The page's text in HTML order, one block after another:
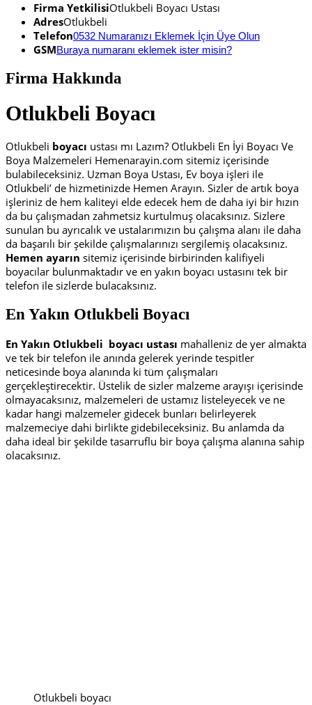
Firma YetkilisiOtlukbeli Boyacı Ustası
AdresOtlukbeli
Telefon0532 Numaranızı Eklemek İçin Üye Olun
GSMBuraya numaranı eklemek ister misin?
Firma Hakkında
Otlukbeli Boyacı
Otlukbeli boyacı ustası mı Lazım? Otlukbeli En İyi Boyacı Ve
Boya Malzemeleri Hemenarayin.com sitemiz içerisinde
bulabileceksiniz. Uzman Boya Ustası, Ev boya işleri ile
Otlukbeli’ de hizmetinizde Hemen Arayın. Sizler de artık boya
işleriniz de hem kaliteyi elde edecek hem de daha iyi bir hızın
da bu çalışmadan zahmetsiz kurtulmuş olacaksınız. Sizlere
sunulan bu ayrıcalık ve ustalarımızın bu çalışma alanı ile daha
da başarılı bir şekilde çalışmalarınızı sergilemiş olacaksınız.
Hemen ayarın sitemiz içerisinde birbirinden kalifiyeli
boyacılar bulunmaktadır ve en yakın boyacı ustasını tek bir
telefon ile sizlerde bulacaksınız.
En Yakın Otlukbeli Boyacı
En Yakın Otlukbeli boyacı ustası mahalleniz de yer almakta
ve tek bir telefon ile anında gelerek yerinde tespitler
neticesinde boya alanında ki tüm çalışmaları
gerçekleştirecektir. Üstelik de sizler malzeme arayışı içerisinde
olmayacaksınız, malzemeleri de ustamız listeleyecek ve ne
kadar hangi malzemeler gidecek bunları belirleyerek
malzemeciye dahi birlikte gidebileceksiniz. Bu anlamda da
daha ideal bir şekilde tasarruflu bir boya çalışma alanına sahip
olacaksınız.
Otlukbeli boyacı